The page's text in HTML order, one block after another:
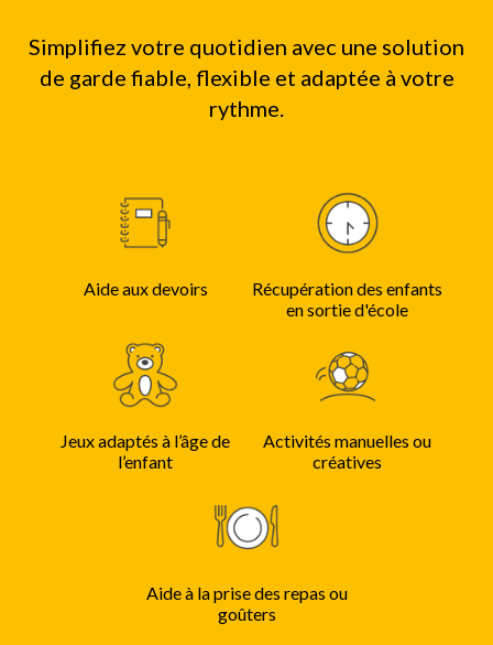
Simplifiez votre quotidien avec une solution
de garde fiable, flexible et adaptée à votre
rythme.
Aide aux devoirs
Récupération des enfants
en sortie d'école
Jeux adaptés à l’âge de
l’enfant
Activités manuelles ou
créatives
Aide à la prise des repas ou
goûters